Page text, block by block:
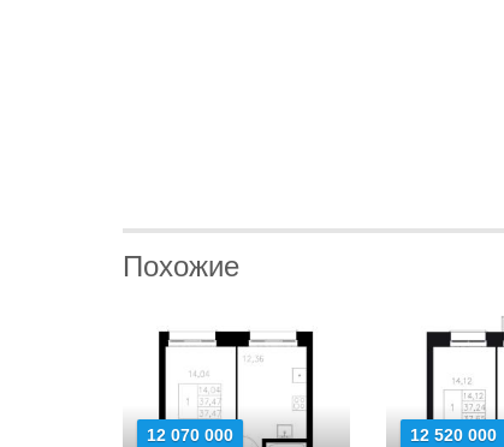
Похожие
12 070 000 12 520 000